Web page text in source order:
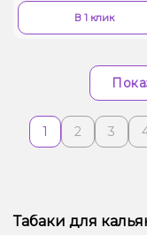
В 1 клик
1 2 3
Табаки для